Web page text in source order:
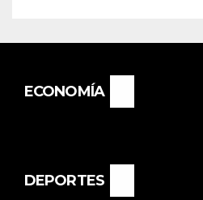
ECONOMÍA
DEPORTES